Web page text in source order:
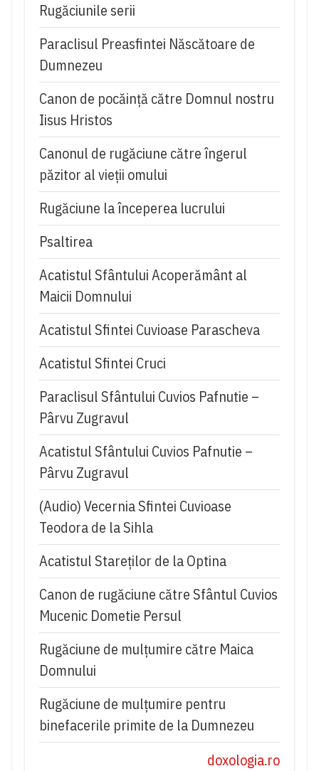
Rugăciunile serii
Paraclisul Preasfintei Născătoare de
Dumnezeu
Canon de pocăință către Domnul nostru
Iisus Hristos
Canonul de rugăciune către îngerul
păzitor al vieții omului
Rugăciune la începerea lucrului
Psaltirea
Acatistul Sfântului Acoperământ al
Maicii Domnului
Acatistul Sfintei Cuvioase Parascheva
Acatistul Sfintei Cruci
Paraclisul Sfântului Cuvios Pafnutie –
Pârvu Zugravul
Acatistul Sfântului Cuvios Pafnutie –
Pârvu Zugravul
(Audio) Vecernia Sfintei Cuvioase
Teodora de la Sihla
Acatistul Stareţilor de la Optina
Canon de rugăciune către Sfântul Cuvios
Mucenic Dometie Persul
Rugăciune de mulţumire către Maica
Domnului
Rugăciune de mulțumire pentru
binefacerile primite de la Dumnezeu
doxologia.ro